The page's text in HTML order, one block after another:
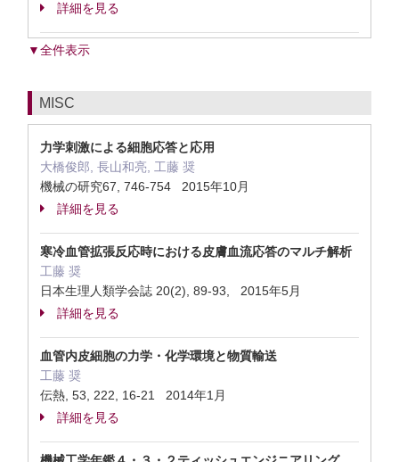
詳細を見る
▼全件表示
MISC
力学刺激による細胞応答と応用
大橋俊郎, 長山和亮, 工藤 奨
機械の研究67, 746-754 2015年10月
詳細を見る
寒冷血管拡張反応時における皮膚血流応答のマルチ解析
工藤 奨
日本生理人類学会誌 20(2), 89-93, 2015年5月
詳細を見る
血管内皮細胞の力学・化学環境と物質輸送
工藤 奨
伝熱, 53, 222, 16-21 2014年1月
詳細を見る